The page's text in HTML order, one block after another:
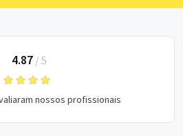
4.87/ 5
nossos profissionais